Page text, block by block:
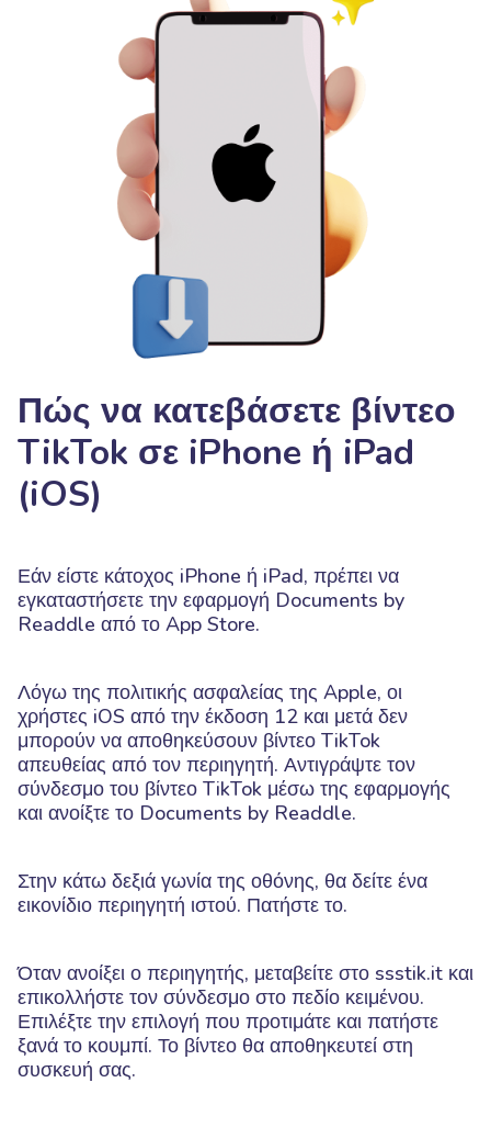
Πώς να κατεβάσετε βίντεο
TikTok σε iPhone ή iPad
(iOS)
Εάν είστε κάτοχος iPhone ή iPad, πρέπει να
εγκαταστήσετε την εφαρμογή Documents by
Readdle από το App Store.
Λόγω της πολιτικής ασφαλείας της Apple, οι
χρήστες iOS από την έκδοση 12 και μετά δεν
μπορούν να αποθηκεύσουν βίντεο TikTok
απευθείας από τον περιηγητή. Αντιγράψτε τον
σύνδεσμο του βίντεο TikTok μέσω της εφαρμογής
και ανοίξτε το Documents by Readdle.
Στην κάτω δεξιά γωνία της οθόνης, θα δείτε ένα
εικονίδιο περιηγητή ιστού. Πατήστε το.
Όταν ανοίξει ο περιηγητής, μεταβείτε στο ssstik.it και
επικολλήστε τον σύνδεσμο στο πεδίο κειμένου.
Επιλέξτε την επιλογή που προτιμάτε και πατήστε
ξανά το κουμπί. Το βίντεο θα αποθηκευτεί στη
συσκευή σας.